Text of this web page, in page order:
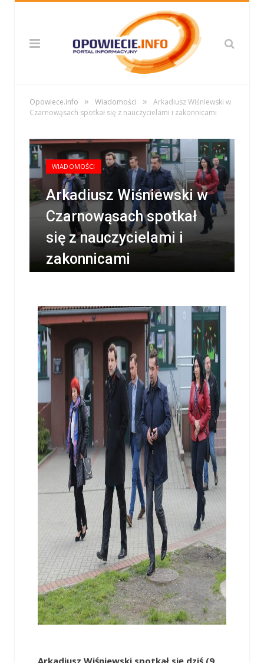
Opowiece.info » Wiadomości »
Arkadiusz Wiśniewski w
Czarnowąsach spotkał się z nauczycielami i zakonnicami
WIADOMOŚCI
Arkadiusz Wiśniewski w
Czarnowąsach spotkał
się z nauczycielami i
zakonnicami